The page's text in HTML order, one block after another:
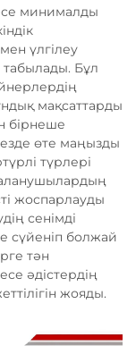
минималды
үлгілеу
Бұл
мақсаттарды
бірнеше
өте маңызды
түрлері
жоспарлауды
сенімді
сүйеніп болжай
тән
әдістердің
жояды.